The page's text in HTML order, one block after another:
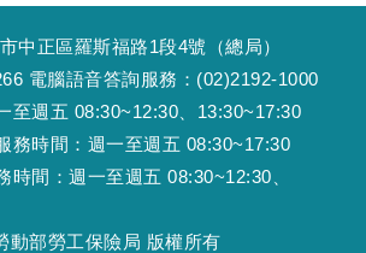
中正區羅斯福路1段4號（總局）
電腦語音答詢服務：(02)2192-1000
至週五 08:30~12:30、13:30~17:30
務時間：週一至週五 08:30~17:30
時間：週一至週五 08:30~12:30、
動部勞工保險局 版權所有